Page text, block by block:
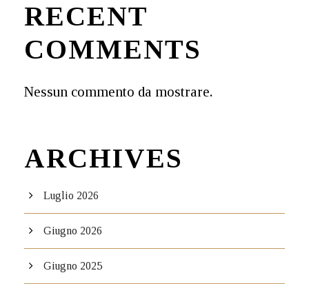
RECENT
COMMENTS
Nessun commento da mostrare.
ARCHIVES
Luglio 2026
Giugno 2026
Giugno 2025